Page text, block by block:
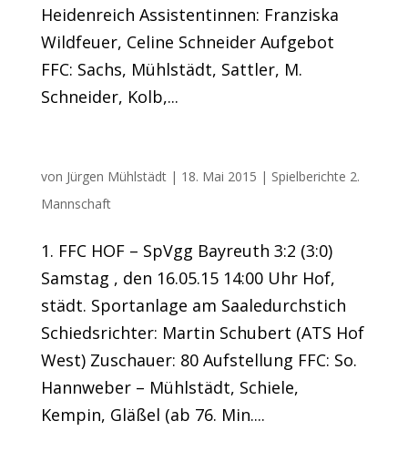
Heidenreich Assistentinnen: Franziska
Wildfeuer, Celine Schneider Aufgebot
FFC: Sachs, Mühlstädt, Sattler, M.
Schneider, Kolb,...
von Jürgen Mühlstädt| 18. Mai 2015 | Spielberichte 2.
Mannschaft
1. FFC HOF – SpVgg Bayreuth 3:2 (3:0)
Samstag , den 16.05.15 14:00 Uhr Hof,
städt. Sportanlage am Saaledurchstich
Schiedsrichter: Martin Schubert (ATS Hof
West) Zuschauer: 80 Aufstellung FFC: So.
Hannweber – Mühlstädt, Schiele,
Kempin, Gläßel (ab 76. Min....